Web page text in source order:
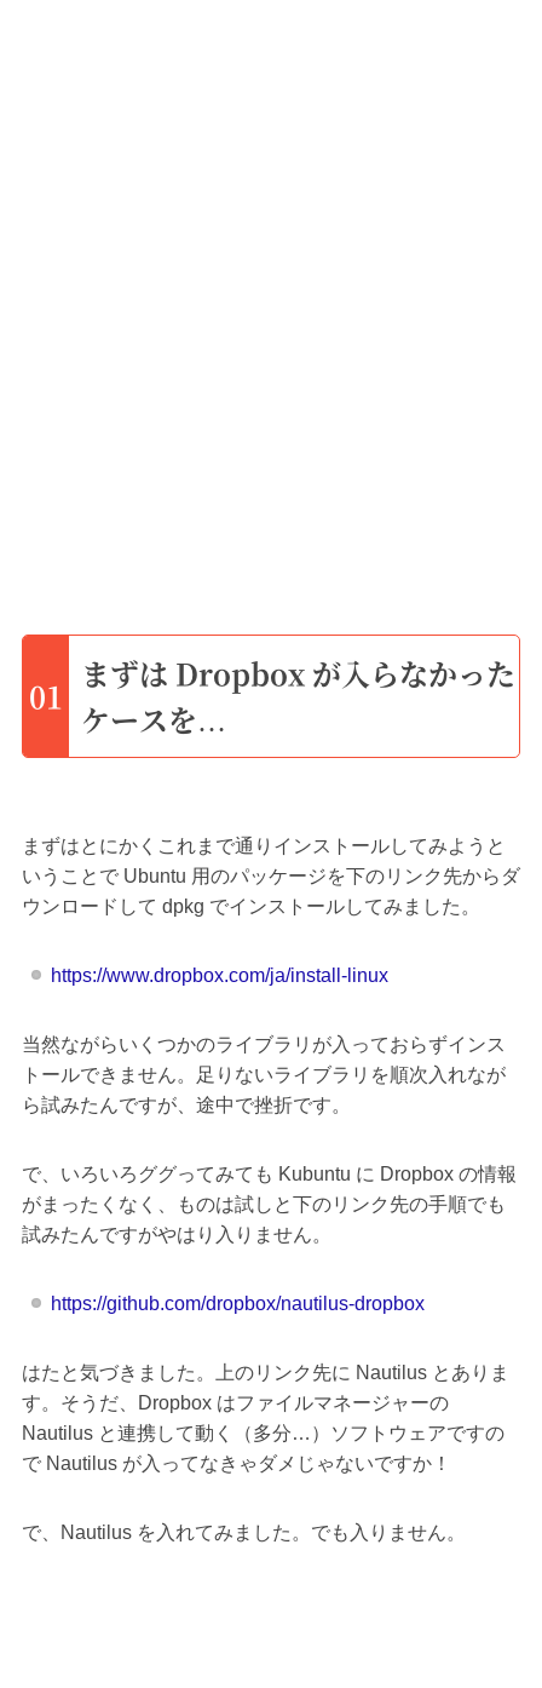
01
まずは Dropbox が入らなかった
ケースを…
まずはとにかくこれまで通りインストールしてみようと
いうことで Ubuntu 用のパッケージを下のリンク先からダ
ウンロードして dpkg でインストールしてみました。
https://www.dropbox.com/ja/install-linux
当然ながらいくつかのライブラリが入っておらずインス
トールできません。足りないライブラリを順次入れなが
ら試みたんですが、途中で挫折です。
で、いろいろググってみても Kubuntu に Dropbox の情報
がまったくなく、ものは試しと下のリンク先の手順でも
試みたんですがやはり入りません。
https://github.com/dropbox/nautilus-dropbox
はたと気づきました。上のリンク先に Nautilus とありま
す。そうだ、Dropbox はファイルマネージャーの
Nautilus と連携して動く（多分…）ソフトウェアですの
で Nautilus が入ってなきゃダメじゃないですか！
で、Nautilus を入れてみました。でも入りません。